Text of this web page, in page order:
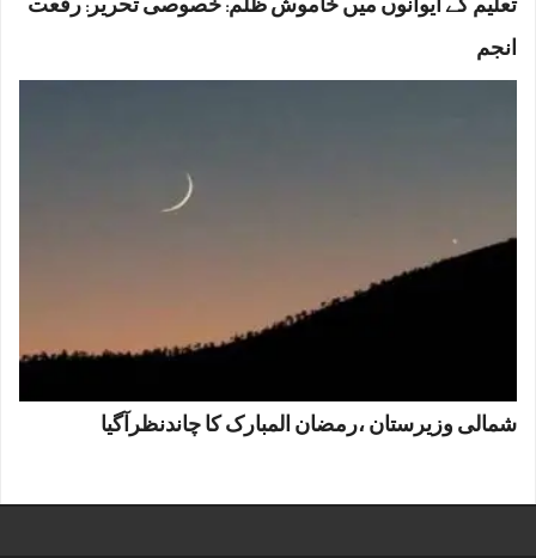
تعلیم کے ایوانوں میں خاموش ظلم: خصوصی تحریر: رفعت
انجم
شمالی وزیرستان ،رمضان المبارک کا چاندنظرآگیا